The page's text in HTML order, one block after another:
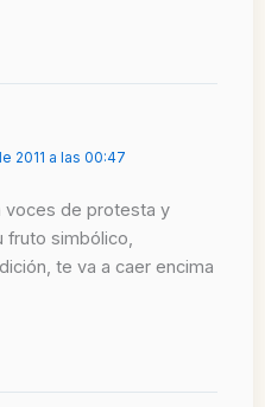
2011 a las 00:47
voces de protesta y
fruto simbólico,
te va a caer encima